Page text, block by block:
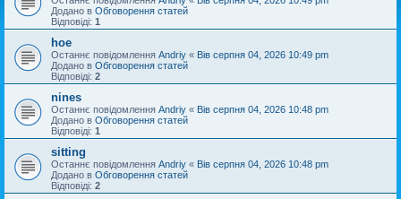
Додано в Обговорення статей
Відповіді: 1
hoe
Останнє повідомлення Andriy « Вів серпня 04, 2026 10:49 pm
Додано в Обговорення статей
Відповіді: 2
nines
Останнє повідомлення Andriy « Вів серпня 04, 2026 10:48 pm
Додано в Обговорення статей
Відповіді: 1
sitting
Останнє повідомлення Andriy « Вів серпня 04, 2026 10:48 pm
Додано в Обговорення статей
Відповіді: 2